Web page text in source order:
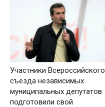
Участники Всероссийского
съезда независимых
муниципальных депутатов
подготовили свой